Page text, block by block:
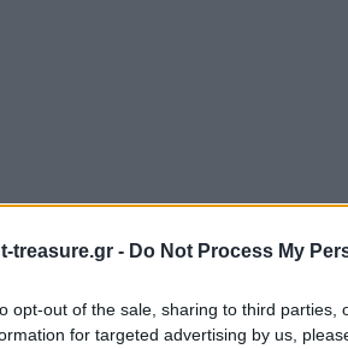
treasure.gr - Do Not Process My
opt-out of the sale, sharing to third parties,
for targeted advertising by us,